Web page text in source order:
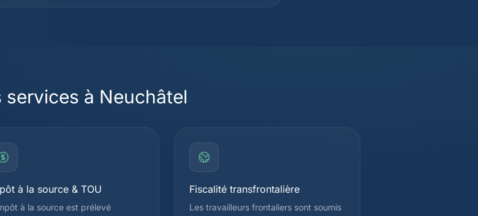
services à Neuchâtel
à la source & TOU
à la source est prélevé
Fiscalité transfrontalière
Les travailleurs frontaliers sont soumis